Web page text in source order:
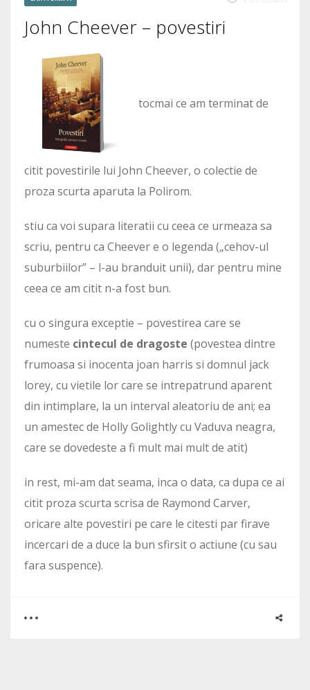
John Cheever – povestiri
tocmai ce am terminat de
citit povestirile lui John Cheever, o colectie de
proza scurta aparuta la Polirom.
stiu ca voi supara literatii cu ceea ce urmeaza sa
scriu, pentru ca Cheever e o legenda („cehov-ul
suburbiilor” – l-au branduit unii), dar pentru mine
ceea ce am citit n-a fost bun.
cu o singura exceptie – povestirea care se
numeste cintecul de dragoste (povestea dintre
frumoasa si inocenta joan harris si domnul jack
lorey, cu vietile lor care se intrepatrund aparent
din intimplare, la un interval aleatoriu de ani; ea
un amestec de Holly Golightly cu Vaduva neagra,
care se dovedeste a fi mult mai mult de atit)
in rest, mi-am dat seama, inca o data, ca dupa ce ai
citit proza scurta scrisa de Raymond Carver,
oricare alte povestiri pe care le citesti par firave
incercari de a duce la bun sfirsit o actiune (cu sau
fara suspence).